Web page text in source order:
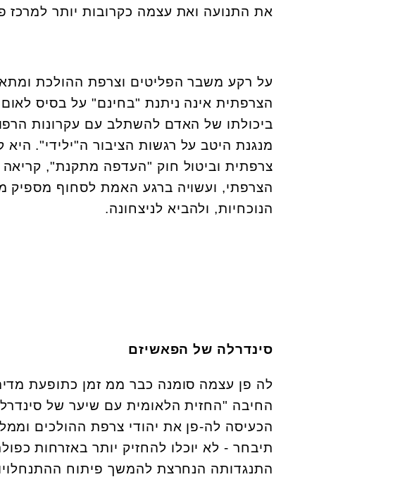
את התנועה ואת עצמה כקרובות יותר למרכז
על רקע משבר הפליטים וצרפת ההולכת
הצרפתית אינה ניתנת "בחינם" על בסיס
ביכולתו של האדם להשתלב עם עקרונות
מנגנת היטב על רגשות הציבור ה"ילידי".
צרפתית וביטול חוק "העדפה מתקנת", קריאה
הצרפתי, ועשויה ברגע האמת לסחוף מספיק
הנוכחיות, ולהביא לניצחונה.
סינדרלה של הפאשיזם
לה פן עצמה סומנה כבר ממ זמן כתופעת
החיבה "החזית הלאומית עם שיער של
הכעיסה לה-פן את יהודי צרפת ההולכים
תיבחר - לא יוכלו להחזיק יותר באזרחות
התנגדותה הנחרצת להמשך פיתוח